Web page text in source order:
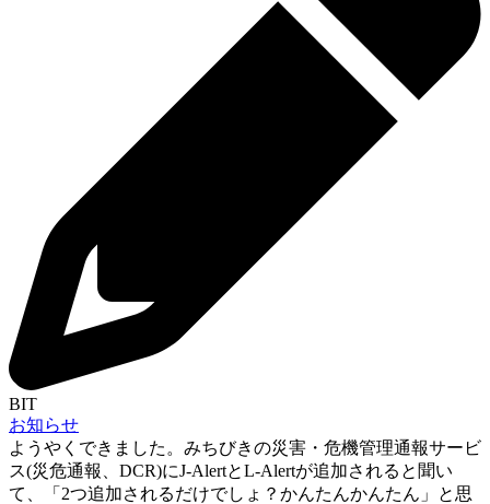
BIT
お知らせ
ようやくできました。みちびきの災害・危機管理通報サービ
ス(災危通報、DCR)にJ-AlertとL-Alertが追加されると聞い
て、「2つ追加されるだけでしょ？かんたんかんたん」と思